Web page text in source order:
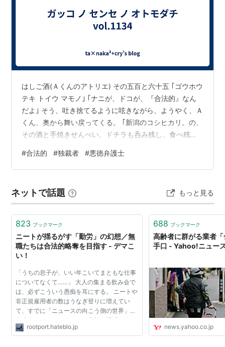
はしご酒(Ａくんのアトリエ) その五百と六十五 ｢ゴウホウ
テキ トイウ マモノ｣ ｢ナニが、ドコが、『合法的』なん
だよ｣ そう、吐き捨てるように呟きながら、ようやく、Ａ
くん、奥から舞い戻ってくる。 ｢新潟のコシヒカリ。の、
その酒と手焼きせんべい。ドチラも呑み残し、食べ残し
どうして、結構、相性がいい｣ ナゼか真っ赤な四号瓶の、
おっ、純米大吟醸！、が、ちょっとチープなブルーとピ
れる。 品のいい甘い香りがブワッとくる。まず一口。で
も、甘ったるさは微塵もない。むしろ、澄み切った印
象。もう一口。キレが…
#合法的 #独裁者 #悪徳弁護士
ネットで話題 もっと見る
823 ブックマーク
ニートが揺るがす「勤労」の幻想／無
職たちは合法的略奪を目指す - デマこ
い！
「うちの息子が、いい年こいてまともな仕事
についてなくて……」 大人の集まる飲み会で
は、必ずこういう愚痴を耳にする。 ニートや
非正規雇用者の数はうなぎ登りに増えてい
て、すでに「ニュースの向こう側の世界」の
出来事ではない。あなたの家族・親戚にも、
一人ぐらいは「まともに働かない大人」がい
rootport.hateblo.jp
688 ブックマーク
高齢者に群がる業者
手口 - Yahoo!ニュー
news.yahoo.co.jp